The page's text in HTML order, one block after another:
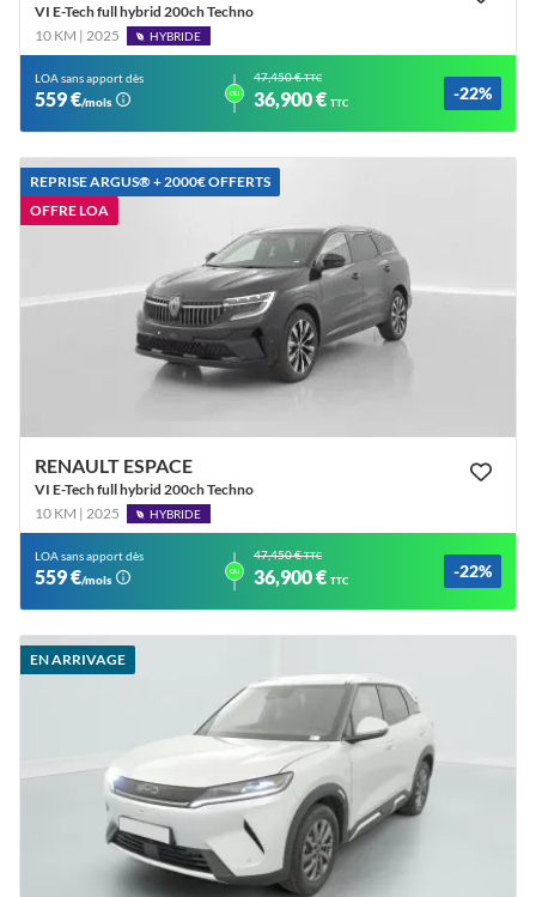
VI E-Tech full hybrid 200ch Techno
10 KM | 2025
HYBRIDE
LOA sans apport dès
559 €/mois
ou
47,450 €TTC
36,900 € TTC -22%
REPRISE ARGUS®️ + 2000€ OFFERTS
OFFRE LOA
RENAULT ESPACE
VI E-Tech full hybrid 200ch Techno
10 KM | 2025
HYBRIDE
LOA sans apport dès
559 €/mois
ou
47,450 €TTC
36,900 € TTC -22%
EN ARRIVAGE